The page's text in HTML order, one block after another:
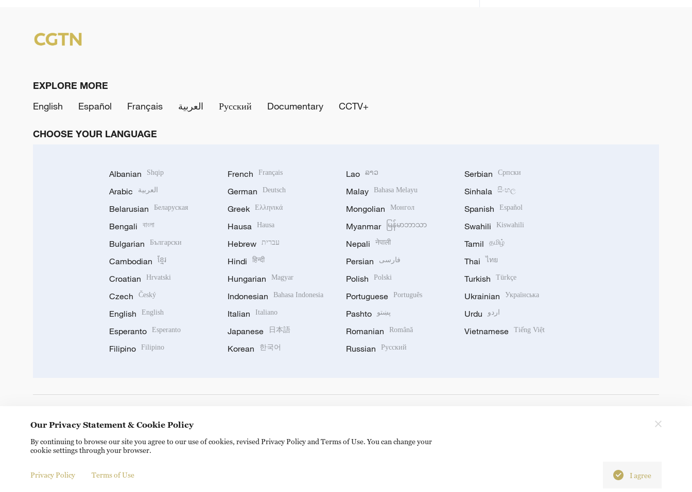
EXPLORE MORE
English
Español Français العربية Русский Documentary CCTV+
CHOOSE YOUR LANGUAGE
Albanian Shqip
Arabic العربية
Belarusian Беларуская
Bengali বাংলা
Bulgarian Български
Cambodian ខ្មែរ
Croatian Hrvatski
Czech Český
English English
Esperanto Esperanto
Filipino Filipino
French Français
German Deutsch
Greek Ελληνικά
Hausa Hausa
Hebrew עברית
Hindi हिन्दी
Hungarian Magyar
Indonesian Bahasa Indonesia
Italian Italiano
Japanese 日本語
Korean 한국어
Lao ລາວ
Malay Bahasa Melayu
Mongolian Монгол
Myanmar မြန်မာဘာသာ
Nepali नेपाली
Persian فارسی
Polish Polski
Portuguese Português
Pashto پښتو
Romanian Română
Russian Русский
Serbian Српски
Sinhala සිංහල
Spanish Español
Swahili Kiswahili
Tamil தமிழ்
Thai ไทย
Turkish Türkçe
Ukrainian Українська
Urdu اردو
Vietnamese Tiếng Việt
Copyright © 2024 CGTN. 京ICP备20000184号
Our Privacy Statement & Cookie Policy
By continuing to browse our site you agree to our use of cookies, revised Privacy Policy and Terms of Use. You can change your
cookie settings through your browser.
Privacy Policy Terms of Use I agree